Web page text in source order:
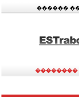
������
��������